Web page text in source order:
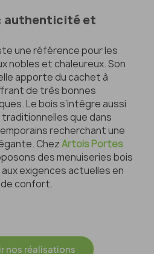
authenticité et
une référence pour les
nobles et chaleureux. Son
apporte du cachet à
de très bonnes
Le bois s’intègre aussi
traditionnelles que dans
recherchant une
ChezArtois Portes
des menuiseries bois
exigences actuelles en
de confort.
nos réalisations